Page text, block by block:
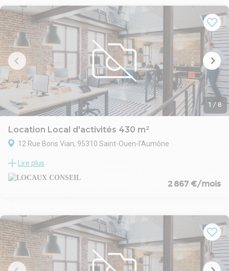
économique important, est également bien desservie par les
transports en commun, offrant un cadre pratique pour vos
équipes et visiteurs. Ce quartier en plein développement est idéal
pour les entreprises recherchant une implantation proche de Paris
avec une excellente accessibilité.
1 / 8
Location Local d'activités 430 m²
12 Rue Boris Vian, 95310 Saint-Ouen-l'Aumône
Le bâtiment est situé dans un quartier dynamique et bien
desservi, offrant un accès rapide aux principales voies de
circulation et aux transports en commun. Ce secteur est idéal
garantissant une excellente visibilité et facilité d'accès pour les
clients et les collaborateurs.
Lire plus
2 867 €/mois